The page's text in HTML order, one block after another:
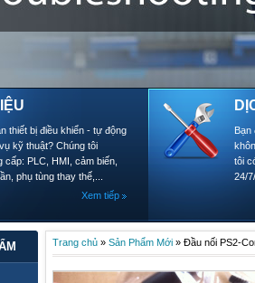
thiết bị điều khiển - tự động
kỹ thuật? Chúng tôi
cấp: PLC, HMI, cảm biến,
phụ tùng thay thế,...
Xem tiếp
Bạn
tôi
24/
Trang chủ » Sản Phẩm Mới » Đầu nối PS2-